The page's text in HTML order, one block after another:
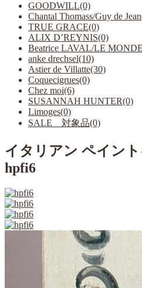
GOODWILL(0)
Chantal Thomass/Guy de
TRUE GRACE(0)
ALIX D’REYNIS(0)
Beatrice LAVAL/LE
anke drechsel(10)
Astier de Villatte(30)
Coquecigrues(0)
Chez moi(6)
SUSANNAH HUNTER(0)
Limoges(0)
SALE 対象品(0)
イタリアン ペイン
hpfi6